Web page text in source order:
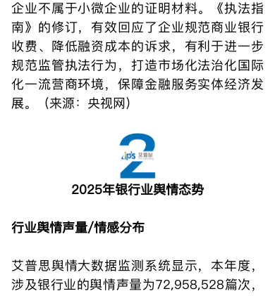
企业不属于小微企业的证明材料。《执法指
南》的修订，有效回应了企业规范商业银行
收费、降低融资成本的诉求，有利于进一步
规范监管执法行为，打造市场化法治化国际
化一流营商环境，保障金融服务实体经济发
展。（来源：央视网）
2025年银行业舆情态势
行业舆情声量/情感分布
艾普思舆情大数据监测系统显示，本年度，
涉及银行业的舆情声量为72,958,528篇次，